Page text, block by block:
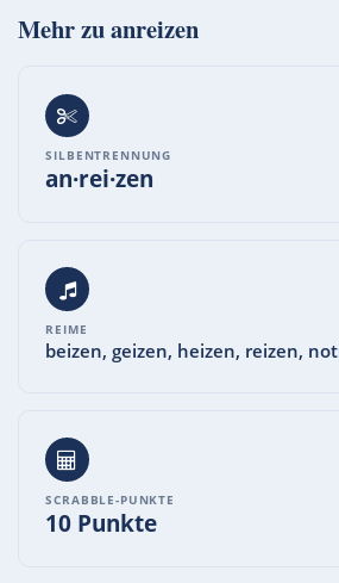
Mehr zuanreizen
SILBENTRENNUNG
an·rei·zen
REIME
beizen, geizen, heizen, reizen,
SCRABBLE-PUNKTE
10 Punkte